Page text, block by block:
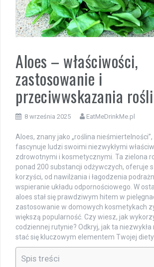
Aloes – właściwości,
zastosowanie i
przeciwwskazania
8 września 2025 EatMeDrinkMe.pl
Aloes, znany jako „roślina
fascynuje ludzi swoimi niezwykłymi
zdrowotnymi i kosmetycznymi. Ta zielona
ponad 200 substancji odżywczych, oferuje
korzyści, od nawilżania i łagodzenia
wspieranie układu odpornościowego. W
aloes stał się prawdziwym hitem w
zastosowanie w domowych kosmetykach
większą popularność. Czy wiesz, jak
codziennej rutynie? Odkryj, jak ta niezwykła
stać się kluczowym elementem Twojej diety
Spis treści